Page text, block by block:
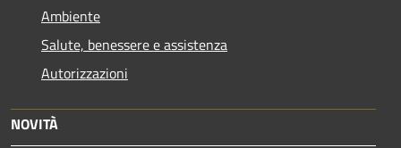
Ambiente
Salute, benessere e assistenza
Autorizzazioni
NOVITÀ